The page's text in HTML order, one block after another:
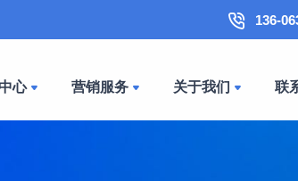
136-
心 营销服务 关于我们 联